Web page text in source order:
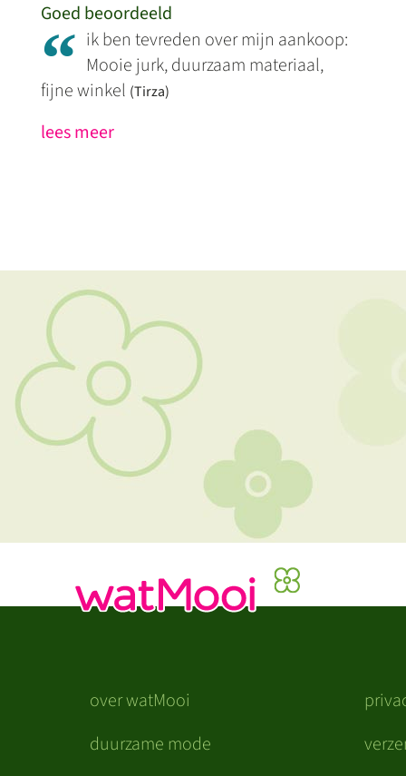
Goed beoordeeld
“ ik ben tevreden over mijn aankoop:
Mooie jurk, duurzaam materiaal,
fijne winkel (Tirza)
lees meer
over watMooi
duurzame mode